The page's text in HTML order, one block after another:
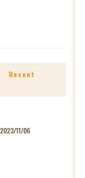
Recent
2023/11/06